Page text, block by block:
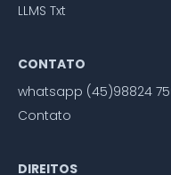
LLMS Txt
CONTATO
whatsapp (45)98824
Contato
DIREITOS